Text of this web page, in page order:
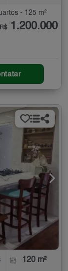
- 125 m²
R$ 1.200.000
120 m²